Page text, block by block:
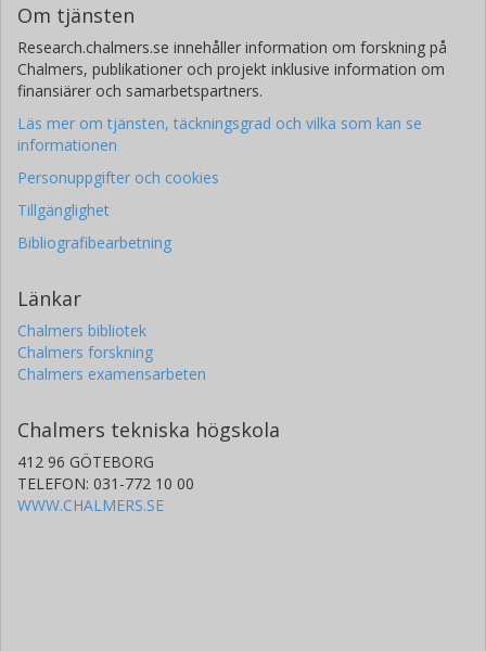
Om tjänsten
Research.chalmers.se innehåller information om forskning på
Chalmers, publikationer och projekt inklusive information om
finansiärer och samarbetspartners.
Läs mer om tjänsten, täckningsgrad och vilka som kan se
informationen
Personuppgifter och cookies
Tillgänglighet
Bibliografibearbetning
Länkar
Chalmers bibliotek
Chalmers forskning
Chalmers examensarbeten
Chalmers tekniska högskola
412 96 GÖTEBORG
TELEFON: 031-772 10 00
WWW.CHALMERS.SE